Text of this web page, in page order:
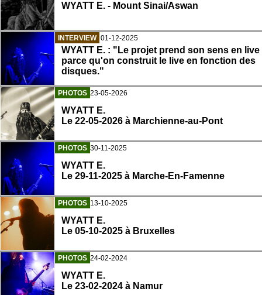
WYATT E. - Mount Sinai/Aswan
INTERVIEW 01-12-2025
WYATT E. : "Le projet prend son sens en live
parce qu'on construit le live en fonction des
disques."
PHOTOS 23-05-2026
WYATT E.
Le 22-05-2026 à Marchienne-au-Pont
PHOTOS 30-11-2025
WYATT E.
Le 29-11-2025 à Marche-En-Famenne
PHOTOS 13-10-2025
WYATT E.
Le 05-10-2025 à Bruxelles
PHOTOS 24-02-2024
WYATT E.
Le 23-02-2024 à Namur